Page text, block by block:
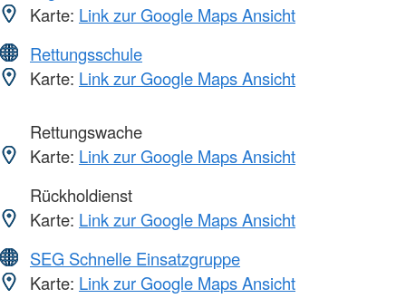
Karte: Link zur Google Maps Ansicht
Rettungsschule
Karte: Link zur Google Maps Ansicht
Rettungswache
Karte: Link zur Google Maps Ansicht
Rückholdienst
Karte: Link zur Google Maps Ansicht
SEG Schnelle Einsatzgruppe
Karte: Link zur Google Maps Ansicht